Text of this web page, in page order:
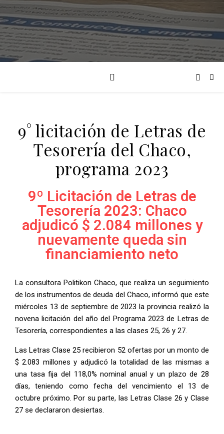
9° licitación de Letras de
Tesorería del Chaco,
programa 2023
9º Licitación de Letras de
Tesorería 2023: Chaco
adjudicó $ 2.084 millones y
nuevamente queda sin
financiamiento neto
La consultora Politikon Chaco, que realiza un seguimiento
de los instrumentos de deuda del Chaco, informó que este
miércoles 13 de septiembre de 2023 la provincia realizó la
novena licitación del año del Programa 2023 de Letras de
Tesorería, correspondientes a las clases 25, 26 y 27.
Las Letras Clase 25 recibieron 52 ofertas por un monto de
$ 2.083 millones y adjudicó la totalidad de las mismas a
una tasa fija del 118,0% nominal anual y un plazo de 28
días, teniendo como fecha del vencimiento el 13 de
octubre próximo. Por su parte, las Letras Clase 26 y Clase
27 se declararon desiertas.